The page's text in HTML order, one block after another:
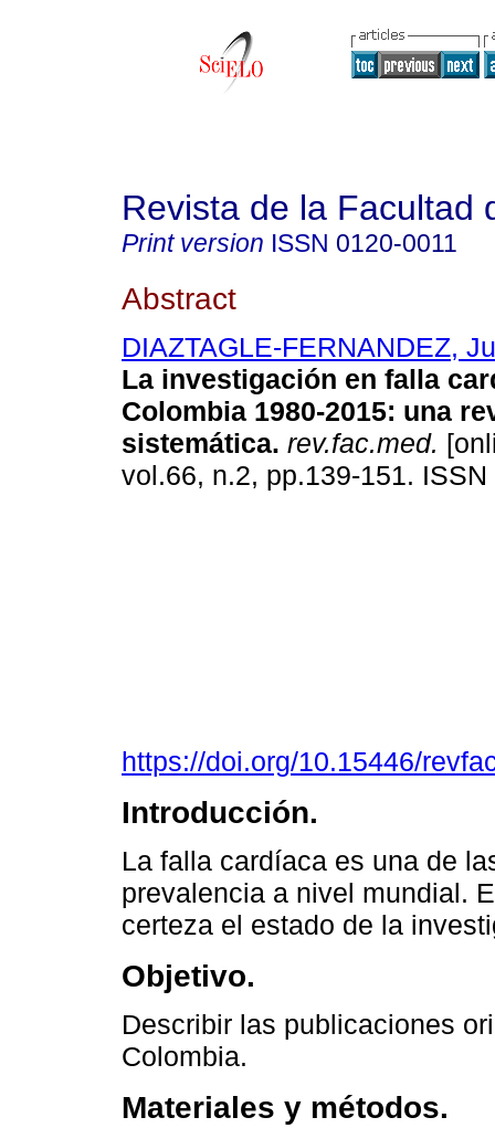
Revista de la Facultad
Print version ISSN 0120-0011
Abstract
DIAZTAGLE-FERNANDEZ,
La investigación en falla
Colombia 1980-2015: una
sistemática. rev.fac.med.
vol.66, n.2, pp.139-151.
https://doi.org/10.15446/
Introducción.
La falla cardíaca es una de
prevalencia a nivel mundial.
certeza el estado de la
Objetivo.
Describir las publicaciones
Colombia.
Materiales y métodos.